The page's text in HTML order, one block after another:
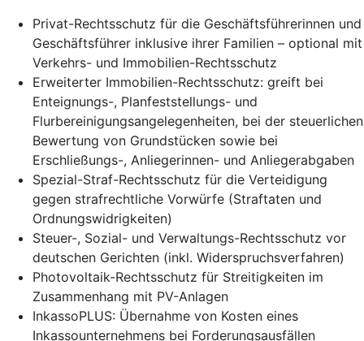
Privat-Rechtsschutz für die Geschäftsführerinnen und
Geschäftsführer inklusive ihrer Familien – optional mit
Verkehrs- und Immobilien-Rechtsschutz
Erweiterter Immobilien-Rechtsschutz: greift bei
Enteignungs-, Planfeststellungs- und
Flurbereinigungsangelegenheiten, bei der steuerlichen
Bewertung von Grundstücken sowie bei
Erschließungs-, Anliegerinnen- und Anliegerabgaben
Spezial-Straf-Rechtsschutz für die Verteidigung
gegen strafrechtliche Vorwürfe (Straftaten und
Ordnungswidrigkeiten)
Steuer-, Sozial- und Verwaltungs-Rechtsschutz vor
deutschen Gerichten (inkl. Widerspruchsverfahren)
Photovoltaik-Rechtsschutz für Streitigkeiten im
Zusammenhang mit PV-Anlagen
InkassoPLUS: Übernahme von Kosten eines
Inkassounternehmens bei Forderungsausfällen